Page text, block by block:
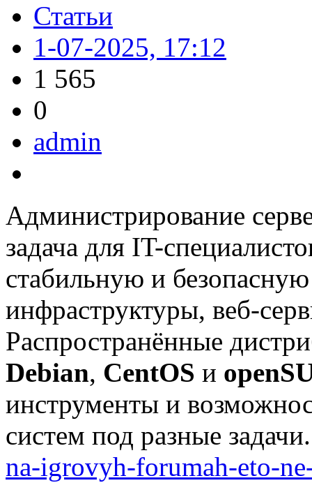
Статьи
1-07-2025, 17:12
1 565
0
admin
Администрирование
задача для IT-
стабильную и
инфраструктуры, веб-
Распространённые
Debian, CentOS и
инструменты и
систем под разные
na-igrovyh-forumah-eto-